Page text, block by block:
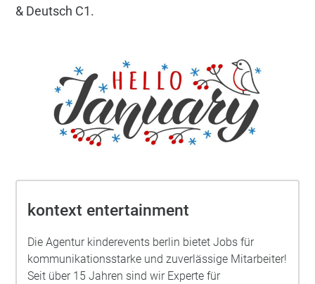
& Deutsch C1.
kontext entertainment
Die Agentur kinderevents berlin bietet Jobs für
kommunikationsstarke und zuverlässige Mitarbeiter!
Seit über 15 Jahren sind wir Experte für